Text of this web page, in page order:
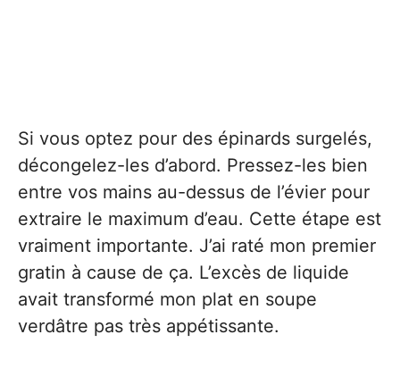
Si vous optez pour des épinards surgelés,
décongelez-les d’abord. Pressez-les bien
entre vos mains au-dessus de l’évier pour
extraire le maximum d’eau. Cette étape est
vraiment importante. J’ai raté mon premier
gratin à cause de ça. L’excès de liquide
avait transformé mon plat en soupe
verdâtre pas très appétissante.